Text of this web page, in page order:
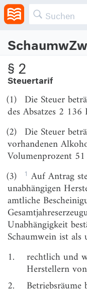
Zuletzt geändert am
Teil 1
Schaumwein
Abschnitt 1
Allgemeine
§ 1
Steuergebiet,
§ 2
Steuertarif
§ 3
Sonstige
Abschnitt 2
Steueraussetzung
§ 4
Steuerlager
steuerbaren
§ 2
Steuertarif
(1) Die Steuer
des Absatzes 2
(2) Die Steuer
vorhandenen
Volumenprozent
(3)
1 Auf Antrag
unabhängigen
amtliche
Unabhängigkeit
Schaumwein ist als
1.
rechtlich und
Herstellern
2.